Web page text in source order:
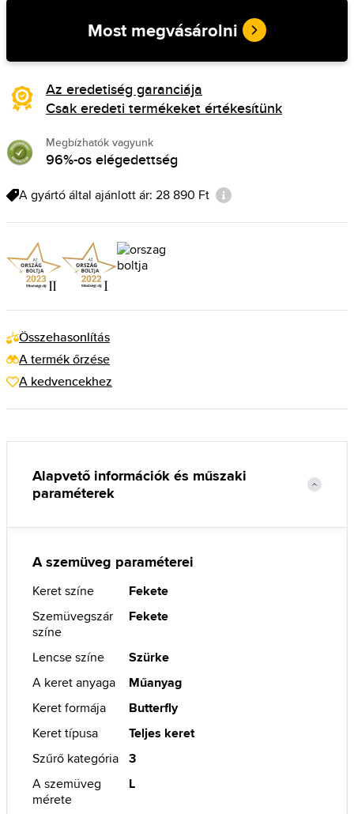
Most megvásárolni
Az eredetiség garanciája
Csak eredeti termékeket értékesítünk
Megbízhatók vagyunk
96%-os elégedettség
A gyártó által ajánlott ár: 28 890 Ft
Összehasonlítás
A termék őrzése
A kedvencekhez
Alapvető információk és műszaki
paraméterek
A szemüveg paraméterei
Keret színe
Fekete
Szemüvegszár
színe
Fekete
Lencse színe
Szürke
A keret anyaga
Műanyag
Keret formája
Butterfly
Keret típusa
Teljes keret
Szűrő kategória 3
A szemüveg
mérete
L